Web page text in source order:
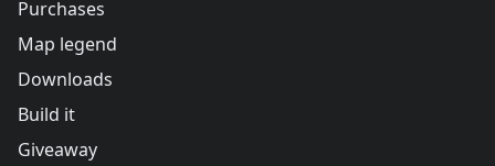
Purchases
Map legend
Downloads
Build it
Giveaway